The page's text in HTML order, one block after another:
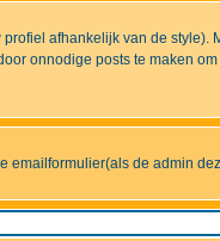
afhankelijk van de
onnodige posts te maken
de admin